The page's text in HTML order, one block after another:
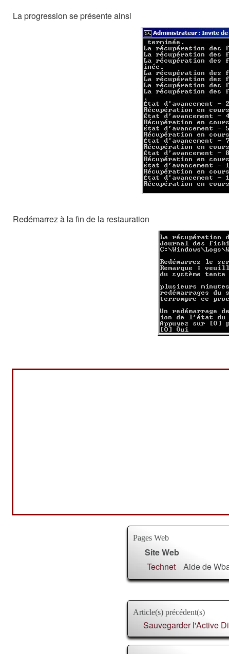
La progression se présente ainsi
Redémarrez à la fin de la restauration
Pages Web
Site Web
Technet
Aide de
Article(s) précédent(s)
Sauvegarder l'Active